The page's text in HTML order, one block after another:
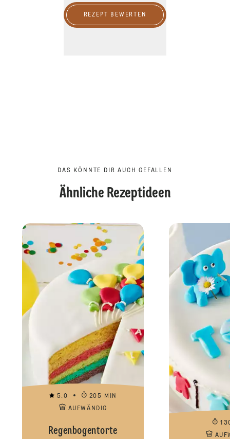
REZEPT BEWERTEN
DAS KÖNNTE DIR AUCH GEFALLEN
Ähnliche Rezeptideen
5.0
205 MIN
AUFWÄNDIG
Regenbogentorte